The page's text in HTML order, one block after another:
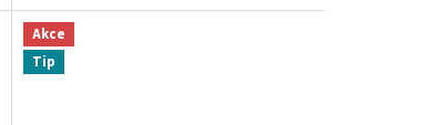
Akce
Tip